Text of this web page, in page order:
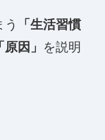
「生活習慣
「原因」 を説明